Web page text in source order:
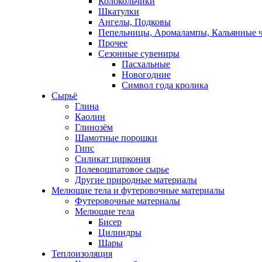
Шкатулки
Ангелы, Подковы
Пепельницы, Аромалампы, Кальянные
Прочее
Сезонные сувениры
Пасхальные
Новогодние
Символ года кролика
Сырьё
Глина
Каолин
Глинозём
Шамотные порошки
Гипс
Силикат циркония
Полевошпатовое сырье
Другие природные материалы
Мелющие тела и футеровочные материалы
Футеровочные материалы
Мелющие тела
Бисер
Цилиндры
Шары
Теплоизоляция